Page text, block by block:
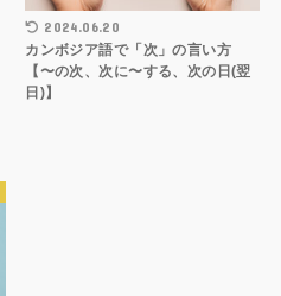
2024.06.20
カンボジア語で「次」の言い方
【〜の次、次に〜する、次の日(翌
日)】